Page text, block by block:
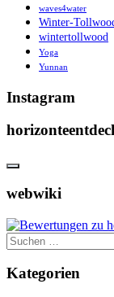
waves4water
Winter-
wintertollwood
Yoga
Yunnan
Instagram
webwiki
Suchen
nach:
Kategorien